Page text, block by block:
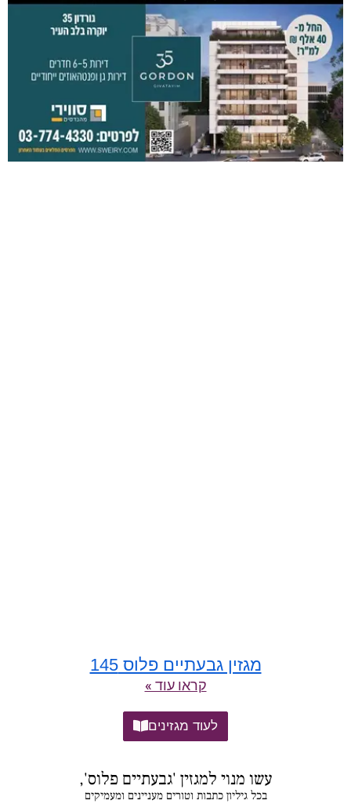
מגזין גבעתיים פלוס 145
קראו עוד »
לעוד מגזינים
עשו מנוי למגזין 'גבעתיים פלוס',
בכל גיליון כתבות וטורים מעניינים ומעמיקים